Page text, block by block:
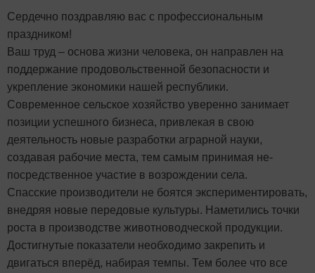
Сердечно поздравляю вас с профессиональным
праздником!
Ваш труд – основа жизни человека, он направлен на
поддержание продовольственной безопасности и
укрепление экономики нашей республики.
Современное сельское хозяйство уверенно занимает
позиции успешного бизнеса, привлекая в свою
деятельность новые разработки аграрной науки,
создавая рабочие места, тем самым принимая не-
посредственное участие в возрождении села.
Спасские производители не боятся экспериментировать,
внедряя новые передовые культуры. Наметились точки
роста в производстве животноводческой продукции.
Достигнутые показатели необходимо закрепить и
двигаться вперёд, набирая темпы. Тем более что все